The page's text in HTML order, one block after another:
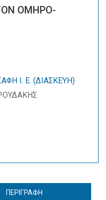
ΟΜΗΡΟ-
Ι. Ε. (ΔΙΑΣΚΕΥΗ)
ΠΕΡΙΓΡΑΦΗ